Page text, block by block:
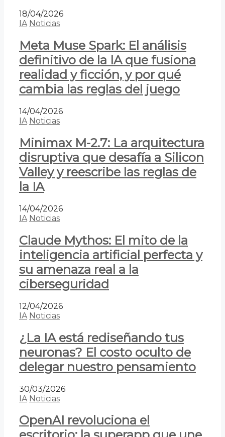
18/04/2026
IA Noticias
Meta Muse Spark: El análisis
definitivo de la IA que fusiona
realidad y ficción, y por qué
cambia las reglas del juego
14/04/2026
IA Noticias
Minimax M-2.7: La arquitectura
disruptiva que desafía a Silicon
Valley y reescribe las reglas de
la IA
14/04/2026
IA Noticias
Claude Mythos: El mito de la
inteligencia artificial perfecta y
su amenaza real a la
ciberseguridad
12/04/2026
IA Noticias
¿La IA está rediseñando tus
neuronas? El costo oculto de
delegar nuestro pensamiento
30/03/2026
IA Noticias
OpenAI revoluciona el